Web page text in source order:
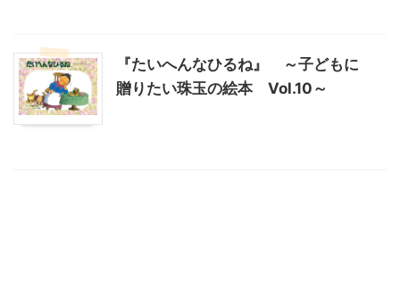
『たいへんなひるね』 ～子どもに
贈りたい珠玉の絵本 Vol.10～